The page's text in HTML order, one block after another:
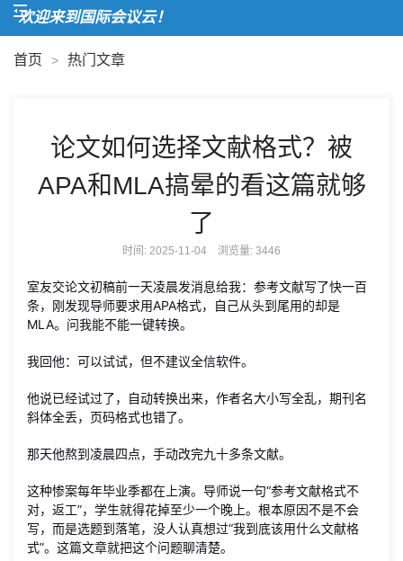
欢迎来到国际会议云！
首页 > 热门文章
论文如何选择文献格式？被
APA和MLA搞晕的看这篇就够
了
时间: 2025-11-04 浏览量: 3446
室友交论文初稿前一天凌晨发消息给我：参考文献写了快一百
条，刚发现导师要求用APA格式，自己从头到尾用的却是
MLA。问我能不能一键转换。
我回他：可以试试，但不建议全信软件。
他说已经试过了，自动转换出来，作者名大小写全乱，期刊名
斜体全丢，页码格式也错了。
那天他熬到凌晨四点，手动改完九十多条文献。
这种惨案每年毕业季都在上演。导师说一句“参考文献格式不
对，返工”，学生就得花掉至少一个晚上。根本原因不是不会
写，而是选题到落笔，没人认真想过“我到底该用什么文献格
式”。这篇文章就把这个问题聊清楚。